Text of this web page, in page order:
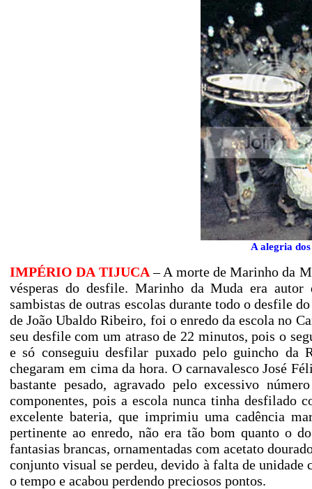
A alegria
IMPÉRIO DA TIJUCA– A morte de Marinho da
vésperas do desfile. Marinho da Muda era
sambistas de outras escolas durante todo o desfile
de João Ubaldo Ribeiro, foi o enredo da escola no
seu desfile com um atraso de 22 minutos, pois o
e só conseguiu desfilar puxado pelo guincho da
chegaram em cima da hora. O carnavalesco José
bastante pesado, agravado pelo excessivo
componentes, pois a escola nunca tinha desfilado
excelente bateria, que imprimiu uma cadência
pertinente ao enredo, não era tão bom quanto o
fantasias brancas, ornamentadas com acetato
conjunto visual se perdeu, devido à falta de unidade
o tempo e acabou perdendo preciosos pontos.